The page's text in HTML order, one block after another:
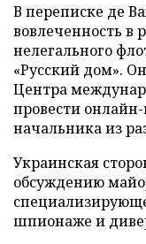
В переписке де
вовлеченность в
нелегального
«Русский дом».
Центра
провести онлайн-
начальника из
Украинская
обсуждению
шпионаже и